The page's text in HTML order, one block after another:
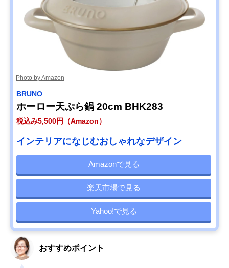
Photo by Amazon
BRUNO
ホーロー天ぷら鍋 20cm BHK283
税込み5,500円（Amazon）
インテリアになじむおしゃれなデザイン
Amazonで見る
楽天市場で見る
Yahoo!で見る
おすすめポイント